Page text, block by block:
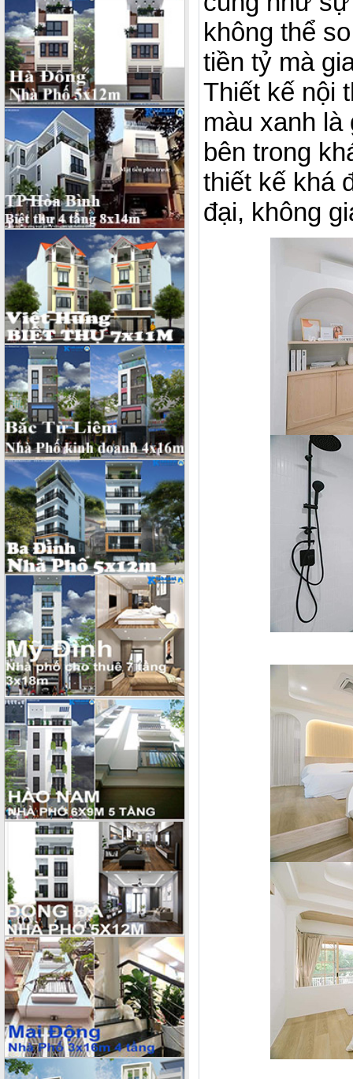
không thể
tiền tỷ mà
Thiết kế nội
màu xanh
bên trong
thiết kế khá
đại, không